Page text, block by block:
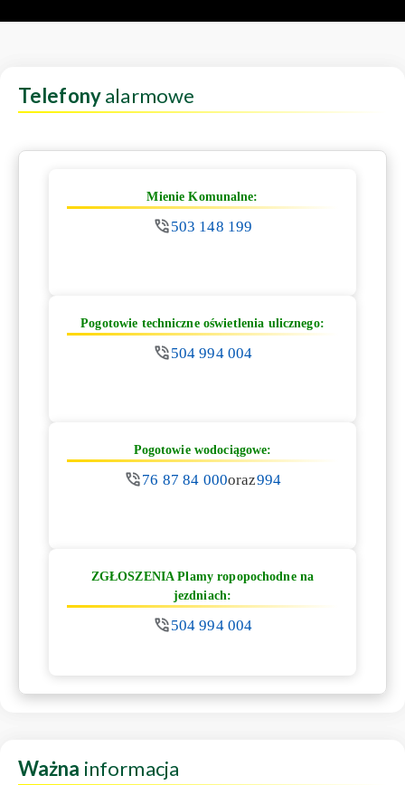
Telefonyalarmowe
Mienie Komunalne:
503 148 199
Pogotowie techniczne oświetlenia ulicznego:
504 994 004
Pogotowie wodociągowe:
76 87 84 000oraz994
ZGŁOSZENIA Plamy ropopochodne na
jezdniach:
504 994 004
Ważna informacja